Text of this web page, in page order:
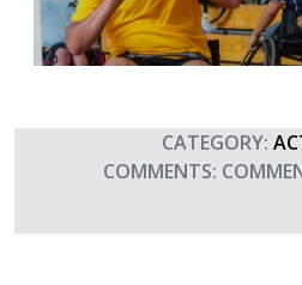
CATEGORY:
COMMENTS: